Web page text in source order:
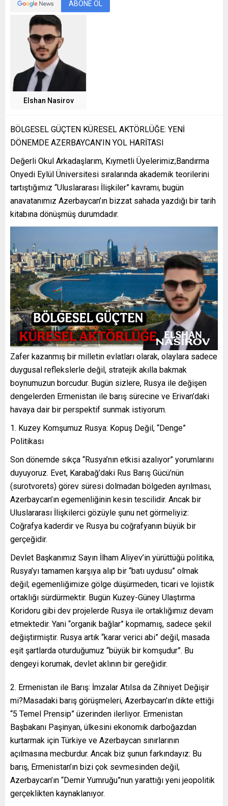
ABONE OL
Elshan Nasirov
BÖLGESEL GÜÇTEN KÜRESEL AKTÖRLÜĞE: YENİ
DÖNEMDE AZERBAYCAN’IN YOL HARİTASI
Değerli Okul Arkadaşlarım, Kıymetli Üyelerimiz;Bandırma
Onyedi Eylül Üniversitesi sıralarında akademik teorilerini
tartıştığımız “Uluslararası İlişkiler” kavramı, bugün
anavatanımız Azerbaycan’ın bizzat sahada yazdığı bir tarih
kitabına dönüşmüş durumdadır.
Zafer kazanmış bir milletin evlatları olarak, olaylara sadece
duygusal reflekslerle değil, stratejik akılla bakmak
boynumuzun borcudur. Bugün sizlere, Rusya ile değişen
dengelerden Ermenistan ile barış sürecine ve Erivan’daki
havaya dair bir perspektif sunmak istiyorum.
1. Kuzey Komşumuz Rusya: Kopuş Değil, “Denge”
Politikası
Son dönemde sıkça “Rusya’nın etkisi azalıyor” yorumlarını
duyuyoruz. Evet, Karabağ’daki Rus Barış Gücü’nün
(surotvorets) görev süresi dolmadan bölgeden ayrılması,
Azerbaycan’ın egemenliğinin kesin tescilidir. Ancak bir
Uluslararası İlişkilerci gözüyle şunu net görmeliyiz:
Coğrafya kaderdir ve Rusya bu coğrafyanın büyük bir
gerçeğidir.
Devlet Başkanımız Sayın İlham Aliyev’in yürüttüğü politika,
Rusya’yı tamamen karşıya alıp bir “batı uydusu” olmak
değil; egemenliğimize gölge düşürmeden, ticari ve lojistik
ortaklığı sürdürmektir. Bugün Kuzey-Güney Ulaştırma
Koridoru gibi dev projelerde Rusya ile ortaklığımız devam
etmektedir. Yani “organik bağlar” kopmamış, sadece şekil
değiştirmiştir. Rusya artık “karar verici abi” değil, masada
eşit şartlarda oturduğumuz “büyük bir komşudur”. Bu
dengeyi korumak, devlet aklının bir gereğidir.
2. Ermenistan ile Barış: İmzalar Atılsa da Zihniyet Değişir
mi?Masadaki barış görüşmeleri, Azerbaycan’ın dikte ettiği
“5 Temel Prensip” üzerinden ilerliyor. Ermenistan
Başbakanı Paşinyan, ülkesini ekonomik darboğazdan
kurtarmak için Türkiye ve Azerbaycan sınırlarının
açılmasına mecburdur. Ancak biz şunun farkındayız: Bu
barış, Ermenistan’ın bizi çok sevmesinden değil,
Azerbaycan’ın “Demir Yumruğu”nun yarattığı yeni jeopolitik
gerçeklikten kaynaklanıyor.